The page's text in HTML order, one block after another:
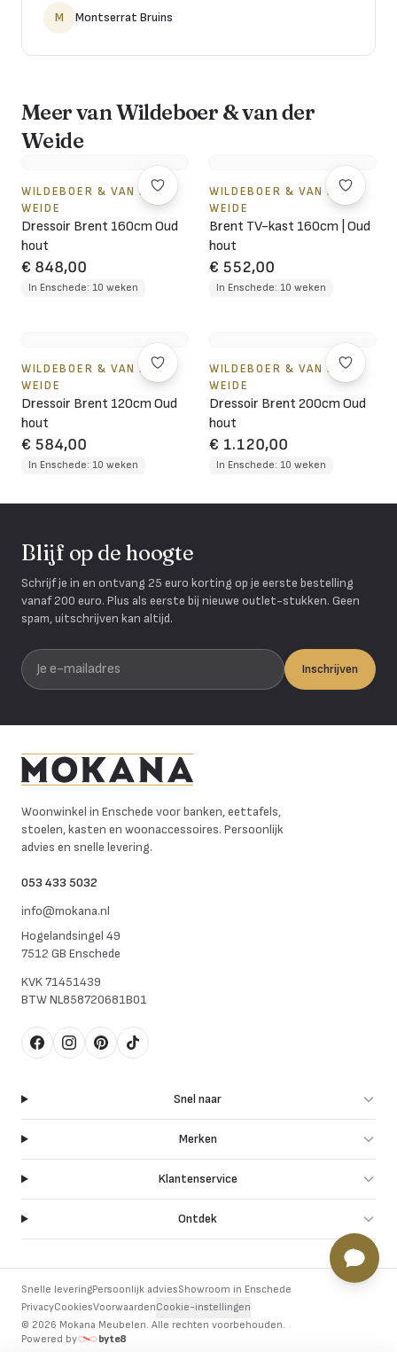
M Montserrat Bruins
Meer van Wildeboer & van der
Weide
WILDEBOER & VAN DER
WEIDE
Dressoir Brent 160cm Oud
hout
€ 848,00
In Enschede: 10 weken
WILDEBOER & VAN DER
WEIDE
Brent TV-kast 160cm | Oud
hout
€ 552,00
In Enschede: 10 weken
WILDEBOER & VAN DER
WEIDE
Dressoir Brent 120cm Oud
hout
€ 584,00
In Enschede: 10 weken
WILDEBOER & VAN DER
WEIDE
Dressoir Brent 200cm Oud
hout
€ 1.120,00
In Enschede: 10 weken
Blijf op de hoogte
Schrijf je in en ontvang 25 euro korting op je eerste bestelling
vanaf 200 euro. Plus als eerste bij nieuwe outlet-stukken. Geen
spam, uitschrijven kan altijd.
Je e-mailadres
Inschrijven
Woonwinkel in Enschede voor banken, eettafels,
stoelen, kasten en woonaccessoires. Persoonlijk
advies en snelle levering.
053 433 5032
info@mokana.nl
Hogelandsingel 49
7512 GB Enschede
KVK71451439
BTWNL858720681B01
FacebookInstagram
Pinterest
TikTok
Snel naar
Merken
Klantenservice
Ontdek
Snelle leveringPersoonlijk adviesShowroom in Enschede
PrivacyCookiesVoorwaardenCookie-instellingen
© 2026 Mokana Meubelen. Alle rechten voorbehouden.
Powered by
byte8